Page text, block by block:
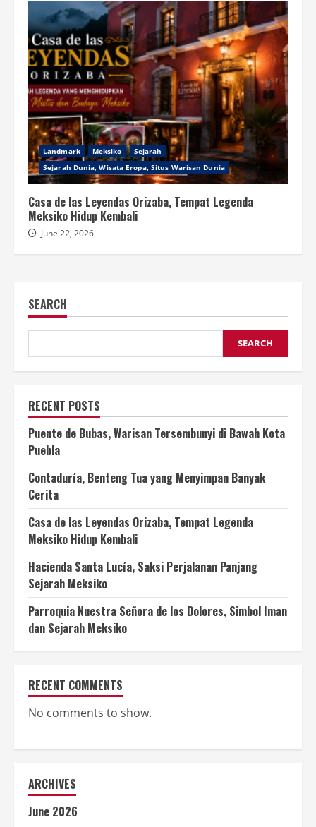
Landmark Meksiko
Sejarah
Sejarah Dunia, Wisata Eropa, Situs Warisan Dunia
Casa de las Leyendas Orizaba, Tempat Legenda
Meksiko Hidup Kembali
June 22, 2026
SEARCH
SEARCH
RECENT POSTS
Puente de Bubas, Warisan Tersembunyi di Bawah Kota
Puebla
Contaduría, Benteng Tua yang Menyimpan Banyak
Cerita
Casa de las Leyendas Orizaba, Tempat Legenda
Meksiko Hidup Kembali
Hacienda Santa Lucía, Saksi Perjalanan Panjang
Sejarah Meksiko
Parroquia Nuestra Señora de los Dolores, Simbol Iman
dan Sejarah Meksiko
RECENT COMMENTS
No comments to show.
ARCHIVES
June 2026